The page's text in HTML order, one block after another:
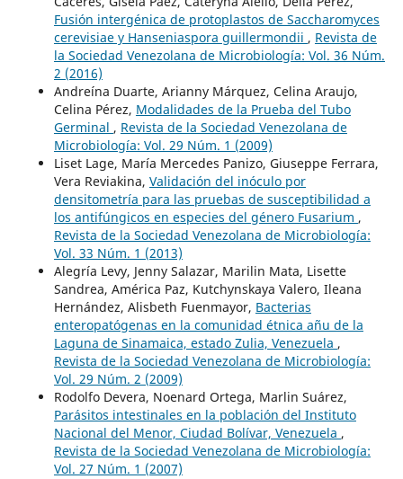
Fusión intergénica de protoplastos de Saccharomyces
cerevisiae y Hanseniaspora guillermondii , Revista de
la Sociedad Venezolana de Microbiología: Vol. 36 Núm.
2 (2016)
Andreína Duarte, Arianny Márquez, Celina Araujo,
Celina Pérez, Modalidades de la Prueba del Tubo
Germinal , Revista de la Sociedad Venezolana de
Microbiología: Vol. 29 Núm. 1 (2009)
Liset Lage, María Mercedes Panizo, Giuseppe Ferrara,
Vera Reviakina, Validación del inóculo por
densitometría para las pruebas de susceptibilidad a
los antifúngicos en especies del género Fusarium ,
Revista de la Sociedad Venezolana de Microbiología:
Vol. 33 Núm. 1 (2013)
Alegría Levy, Jenny Salazar, Marilin Mata, Lisette
Sandrea, América Paz, Kutchynskaya Valero, Ileana
Hernández, Alisbeth Fuenmayor, Bacterias
enteropatógenas en la comunidad étnica añu de la
Laguna de Sinamaica, estado Zulia, Venezuela ,
Revista de la Sociedad Venezolana de Microbiología:
Vol. 29 Núm. 2 (2009)
Rodolfo Devera, Noenard Ortega, Marlin Suárez,
Parásitos intestinales en la población del Instituto
Nacional del Menor, Ciudad Bolívar, Venezuela ,
Revista de la Sociedad Venezolana de Microbiología:
Vol. 27 Núm. 1 (2007)